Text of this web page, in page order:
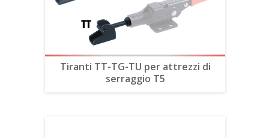
Tiranti TT-TG-TU per attrezzi di
serraggio T5